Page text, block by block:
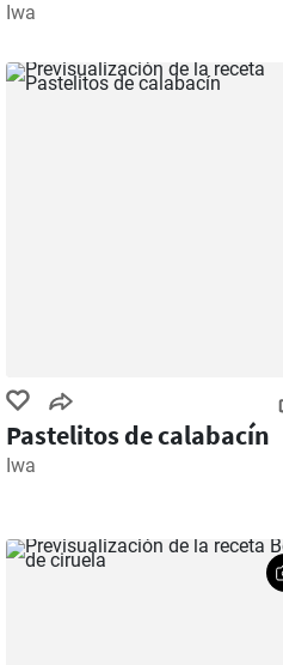
Iwa
Pastelitos de calabacín
Iwa